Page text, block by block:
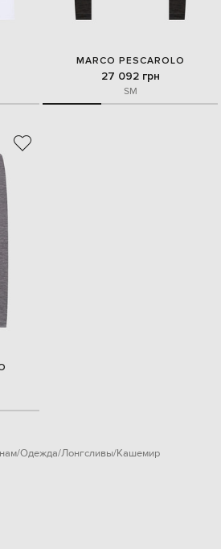
MARCO PESCAROLO
27 092 грн
SM
Одежда Лонгсливы Кашемир